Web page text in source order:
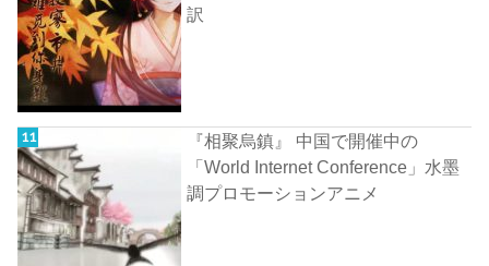
訳
『相聚烏鎮』 中国で開催中の
「World Internet Conference」水墨
調プロモーションアニメ